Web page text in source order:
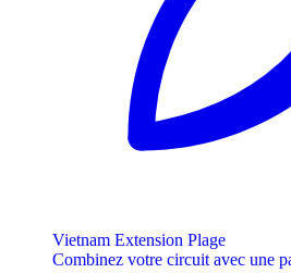
Vietnam Extension Plage
Combinez votre circuit avec une